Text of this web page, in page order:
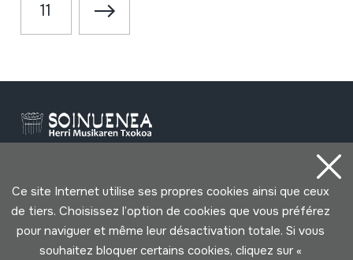
11
Contact
943 493 578
soinuenea@soinuenea.eus
Ce site Internet utilise ses propres cookies ainsi que ceux
de tiers. Choisissez l’option de cookies que vous préférez
pour naviguer et même leur désactivation totale. Si vous
souhaitez bloquer certains cookies, cliquez sur «